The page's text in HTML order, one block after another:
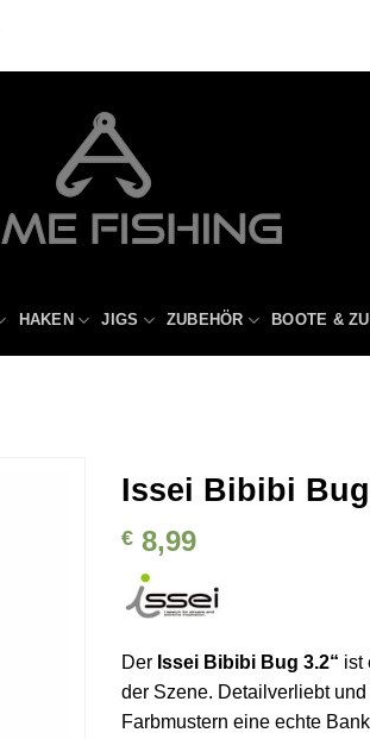
HAKEN JIGS ZUBEHÖR BOOTE &
Issei Bibibi Bug
€ 8,99
Der Issei Bibibi Bug 3.2“ ist
der Szene. Detailverliebt
Farbmustern eine echte